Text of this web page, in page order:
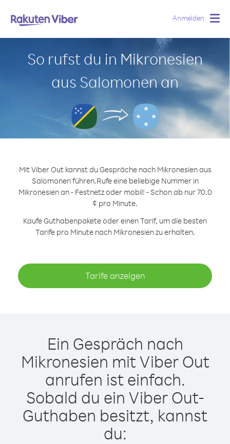
Anmelden
So rufst du in Mikronesien
aus Salomonen an
Mit Viber Out kannst du Gespräche nach Mikronesien aus
Salomonen führen.Rufe eine beliebige Nummer in
Mikronesien an - Festnetz oder mobil! - Schon ab nur 70.0
¢ pro Minute.
Kaufe Guthabenpakete oder einen Tarif, um die besten
Tarife pro Minute nach Mikronesien zu erhalten.
Tarife anzeigen
Ein Gespräch nach
Mikronesien mit Viber Out
anrufen ist einfach.
Sobald du ein Viber Out-
Guthaben besitzt, kannst
du: